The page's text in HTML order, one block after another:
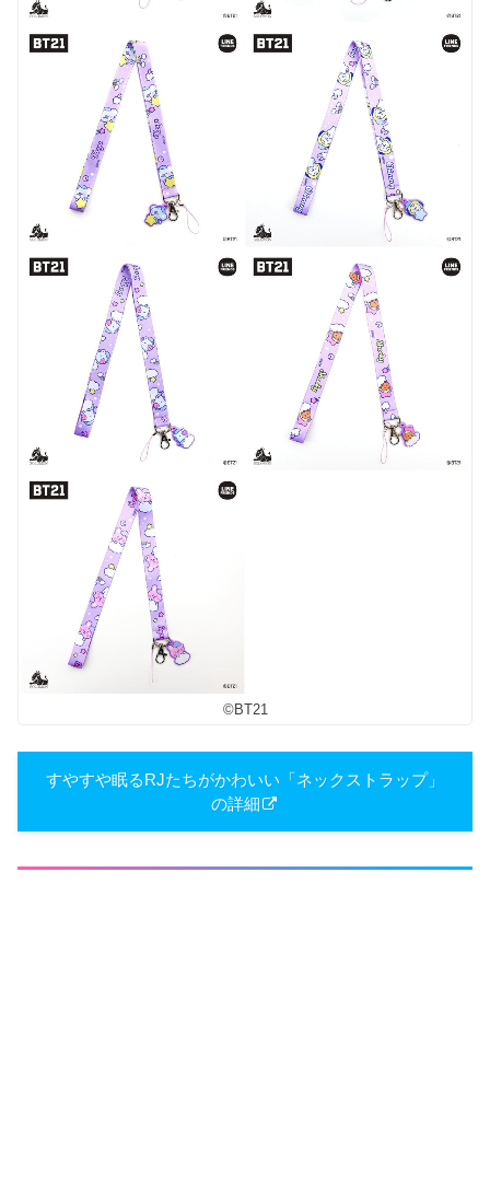
©︎BT21
すやすや眠るRJたちがかわいい「ネックストラップ」
の詳細